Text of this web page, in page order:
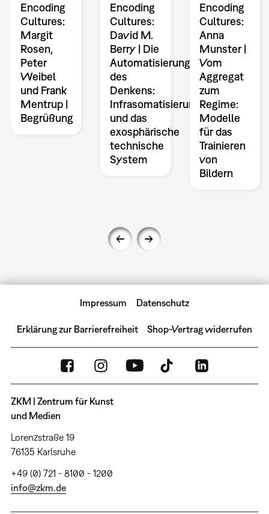
Encoding
Cultures:
Margit
Rosen,
Peter
Weibel
und Frank
Mentrup |
Begrüßung
Encoding
Cultures:
David M.
Berry | Die
Automatisierung
des
Denkens:
Infrasomatisierung
und das
exosphärische
technische
System
Encoding
Cultures:
Anna
Munster |
Vom
Aggregat
zum
Regime:
Modelle
für das
Trainieren
von
Bildern
Impressum Datenschutz
Erklärung zur Barrierefreiheit Shop-Vertrag widerrufen
ZKM | Zentrum für Kunst
und Medien
Lorenzstraße 19
76135 Karlsruhe
+49 (0) 721 - 8100 - 1200
info@zkm.de